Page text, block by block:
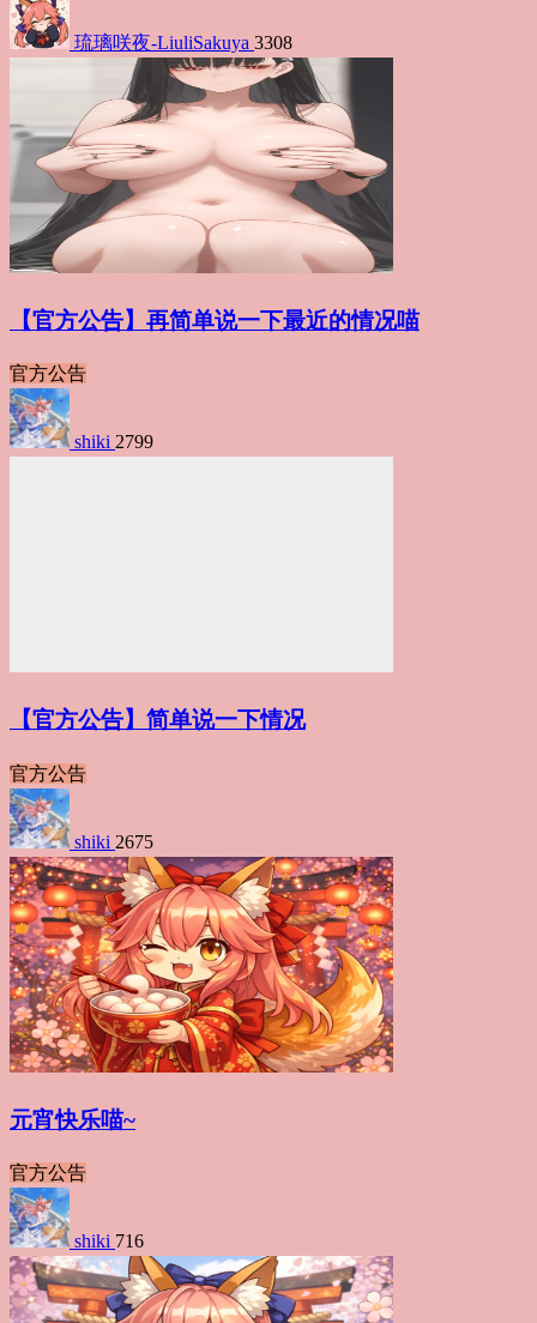
琉璃咲夜-LiuliSakuya 3308
【官方公告】再简单说一下最近的情况喵
官方公告
shiki 2799
【官方公告】简单说一下情况
官方公告
shiki 2675
元宵快乐喵~
官方公告
shiki 716